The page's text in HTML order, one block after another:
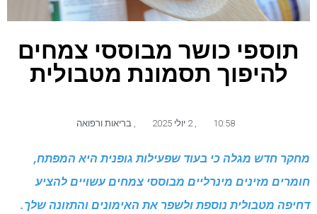
תוספי כושר מבוססי צמחים
להיפוך תסמונת מטבולית
10:58 בריאות ורפואה
מחקר חדש מגלה כי בעוד שפעילות גופנית היא המפתח,
חומרים מזינים מינרליים מבוססי צמחים עשויים להציע
דחיפה מטבולית נוספת ולשפר את האימונים והתזונה שלך.